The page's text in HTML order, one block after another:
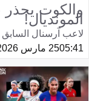
والكوت
المونديال!
لاعب آرسنال السابق
05:4125 مارس 2026